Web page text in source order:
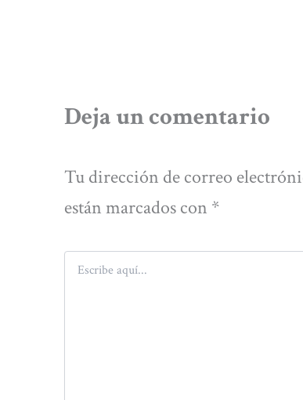
Deja un comentario
Tu dirección de correo
están marcados con *
aquí...